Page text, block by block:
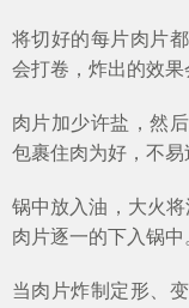
将切好的每片肉片
会打卷，炸出的效果
肉片加少许盐，然
包裹住肉为好，不易
锅中放入油，大火
肉片逐一的下入锅中
当肉片炸制定形、